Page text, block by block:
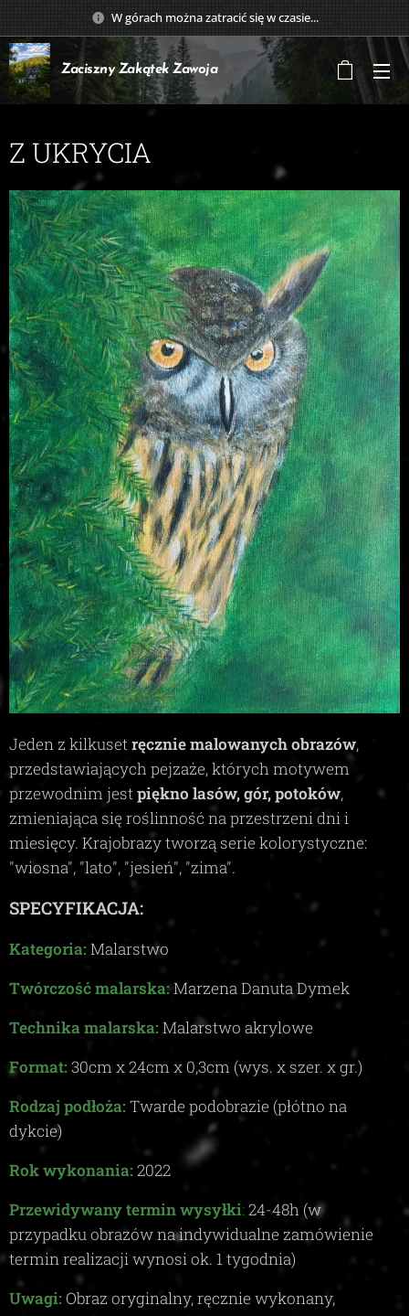
W górach można zatracić się w czasie...
Zaciszny Zakątek Zawoja
Z UKRYCIA
Jeden z kilkusetręcznie malowanych obrazów,
przedstawiających pejzaże, których motywem
przewodnim jestpiękno lasów, gór, potoków,
zmieniająca się roślinność na przestrzeni dni i
miesięcy. Krajobrazy tworzą serie kolorystyczne:
"wiosna", "lato", "jesień", "zima".
SPECYFIKACJA:
Kategoria: Malarstwo
Twórczość malarska:Marzena Danuta Dymek
Technika malarska: Malarstwo akrylowe
Format: 30cm x24cm x 0,3cm (wys. x szer. x gr.)
Rodzaj podłoża: Twarde podobrazie (płótno na
dykcie)
Rok wykonania: 2022
Przewidywany termin wysyłki:24-48h (w
przypadku obrazów na indywidualne zamówienie
termin realizacji wynosi ok. 1tygodnia)
Uwagi: Obraz oryginalny, ręcznie wykonany,